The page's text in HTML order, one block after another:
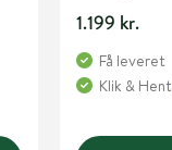
1.199 kr.
Få leveret
Klik & Hent